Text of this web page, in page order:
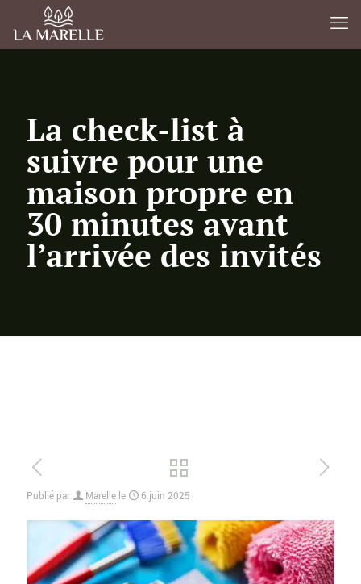
La check-list à
suivre pour une
maison propre en
30 minutes avant
l’arrivée des invités
Publié par Marelle le 6 juin 2025